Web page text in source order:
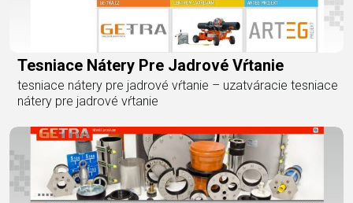
Tesniace Nátery Pre Jadrové Vŕtanie
tesniace nátery pre jadrové vŕtanie – uzatváracie tesniace
nátery pre jadrové vŕtanie